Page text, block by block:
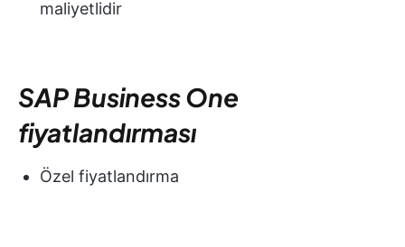
maliyetlidir
SAP Business One
fiyatlandırması
Özel fiyatlandırma